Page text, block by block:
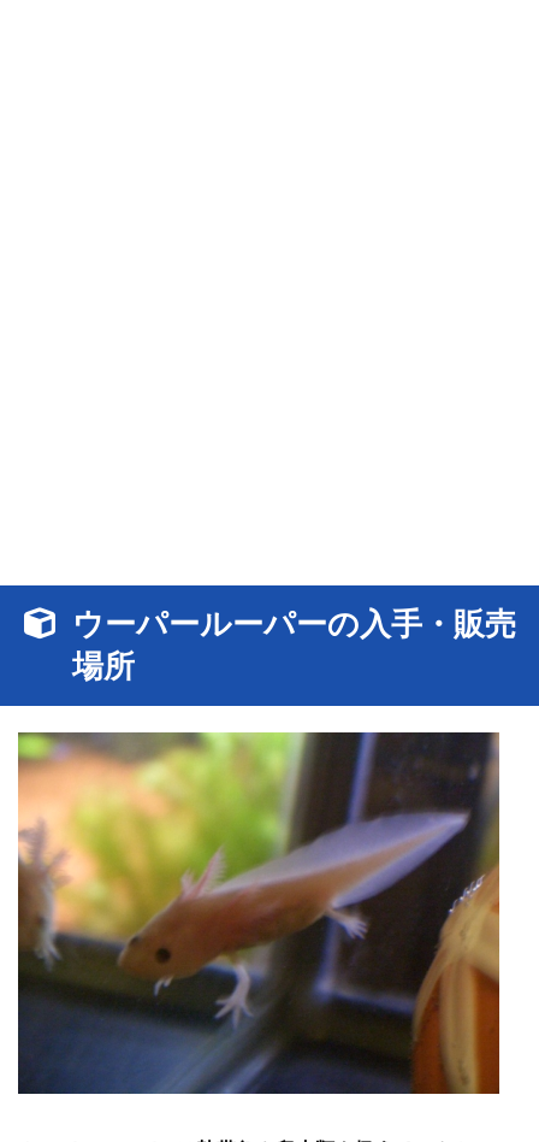
ウーパールーパーの入手・販売
場所